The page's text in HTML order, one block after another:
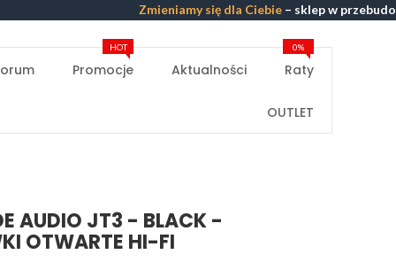
Zmieniamy się dla Ciebie– sklep w przebudowie –
Promocje
HOT
Aktualności Raty
0%
OUTLET
AUDIO JT3 - BLACK -
OTWARTE HI-FI